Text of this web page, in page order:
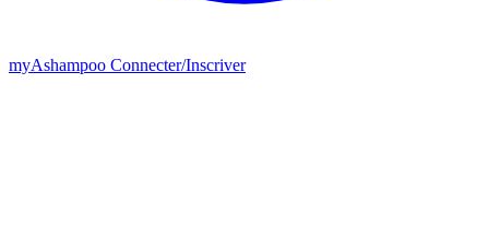
myAshampoo Connecter/Inscriver